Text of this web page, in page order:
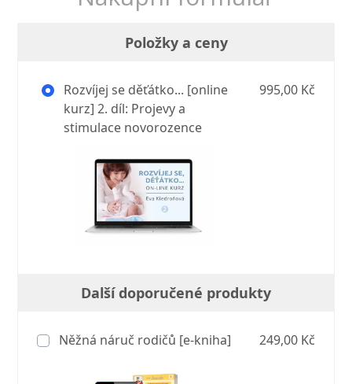
Položky a ceny
Rozvíjej se děťátko... [online
kurz] 2. díl: Projevy a
stimulace novorozence
995,00 Kč
Další doporučené produkty
Něžná náruč rodičů [e-kniha] 249,00 Kč